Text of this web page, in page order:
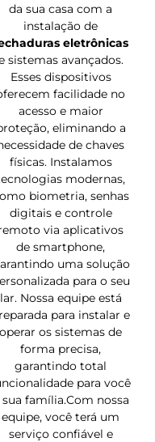
da sua casa com a
instalação de
eletrônicas
sistemas avançados.
Esses dispositivos
facilidade no
acesso e maior
eliminando a
de chaves
físicas. Instalamos
modernas,
biometria, senhas
digitais e controle
via aplicativos
de smartphone,
uma solução
para o seu
lar. Nossa equipe está
para instalar e
operar os sistemas de
forma precisa,
garantindo total
para você
sua família.Com nossa
equipe, você terá um
serviço confiável e